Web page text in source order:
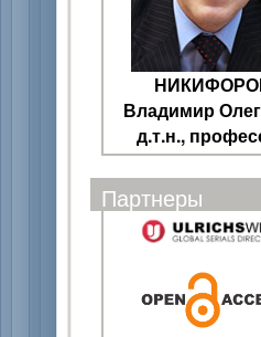
Владимир
д.т.н.,
Партнеры